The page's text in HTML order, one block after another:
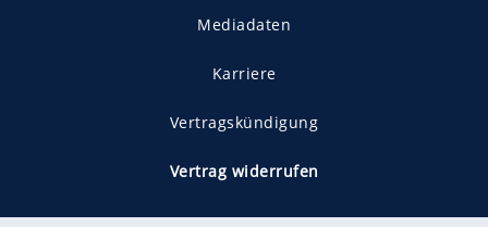
Mediadaten
Karriere
Vertragskündigung
Vertrag widerrufen